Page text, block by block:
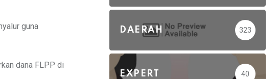
guna
dana FLPP di
DAERAH 323
EXPERT 40